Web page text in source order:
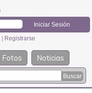
Registrarse
Fotos
Noticias